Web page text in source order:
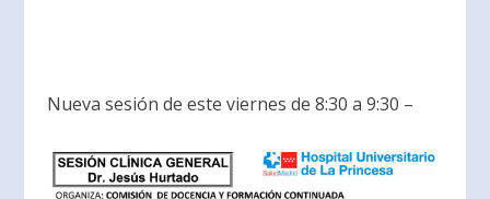
Nueva sesión de este viernes de 8:30 a 9:30 –